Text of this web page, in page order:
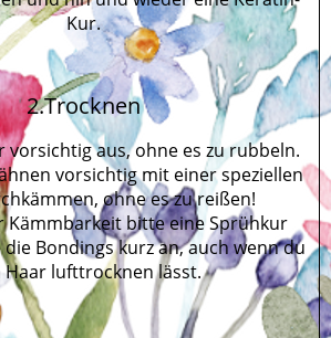
Kur.
2.Trocknen
vorsichtig aus, ohne es zu rubbeln.
vorsichtig mit einer speziellen
ohne es zu reißen!
Kämmbarkeit bitte eine Sprühkur
Bondings kurz an, auch wenn du
Haar lufttrocknen lässt.